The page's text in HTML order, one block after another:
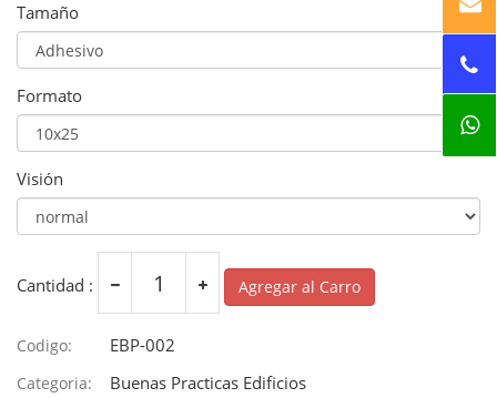
Tamaño
Formato
Visión
Cantidad : Agregar al Carro
Codigo: EBP-002
Categoria: Buenas Practicas Edificios